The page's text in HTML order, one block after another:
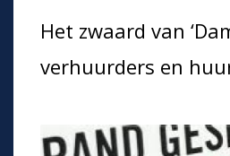
Het zwaard van
verhuurders en